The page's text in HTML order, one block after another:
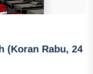
(Koran Rabu, 24